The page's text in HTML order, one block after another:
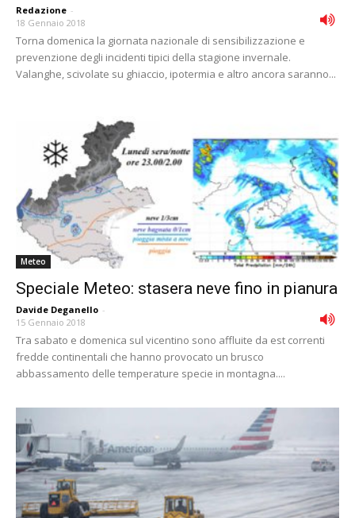
Redazione -
18 Gennaio 2018
Torna domenica la giornata nazionale di sensibilizzazione e
prevenzione degli incidenti tipici della stagione invernale.
Valanghe, scivolate su ghiaccio, ipotermia e altro ancora saranno...
Meteo
Speciale Meteo: stasera neve fino in pianura
Davide Deganello -
15 Gennaio 2018
Tra sabato e domenica sul vicentino sono affluite da est correnti
fredde continentali che hanno provocato un brusco
abbassamento delle temperature specie in montagna....